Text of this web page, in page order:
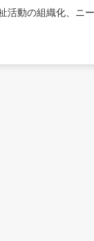
活動の組織化、ニ